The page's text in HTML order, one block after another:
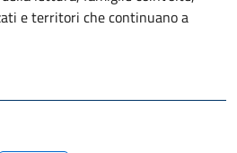
e territori che continuano a